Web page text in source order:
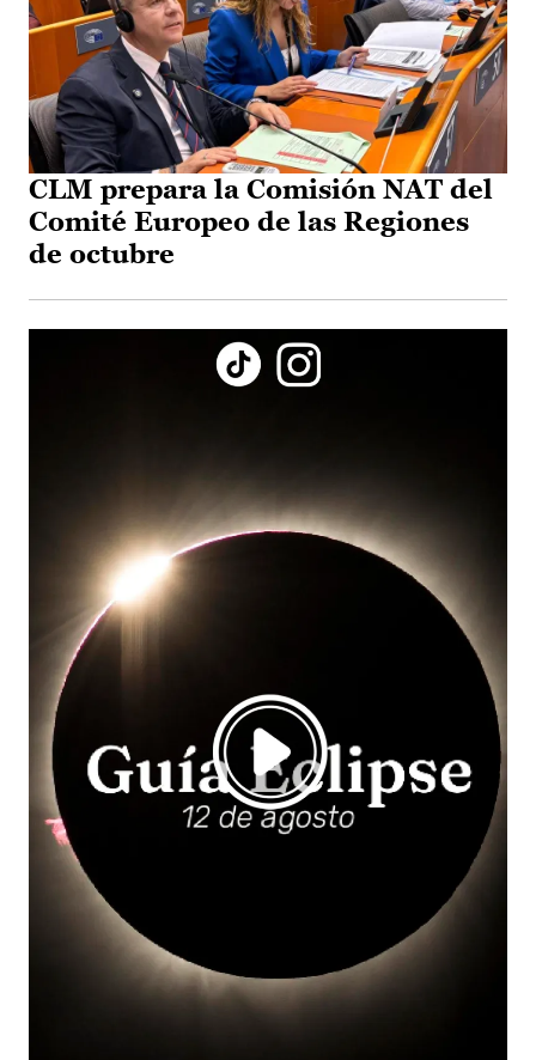
CLM prepara la Comisión NAT del
Comité Europeo de las Regiones
de octubre